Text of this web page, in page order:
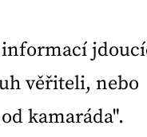
informací
věřiteli, nebo
kamaráda".